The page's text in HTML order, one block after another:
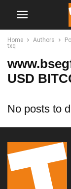
Home Authors
txq
USD
No posts to